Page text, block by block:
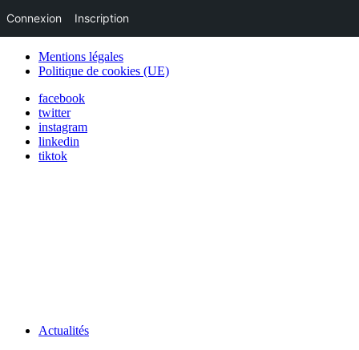
Mentions légales
Politique de cookies (UE)
facebook
twitter
instagram
linkedin
tiktok
Actualités
Connexion Inscription